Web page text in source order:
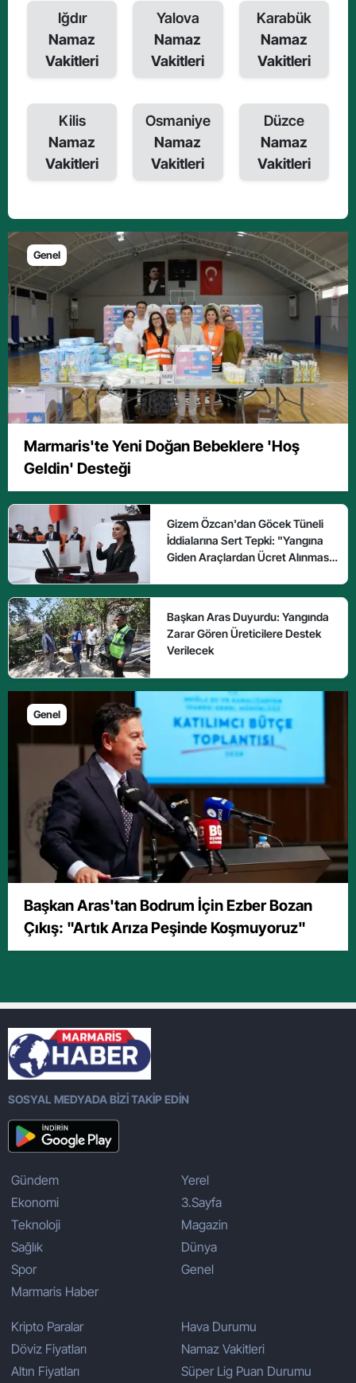
Iğdır
Namaz
Vakitleri
Yalova
Namaz
Vakitleri
Karabük
Namaz
Vakitleri
Kilis
Namaz
Vakitleri
Osmaniye
Namaz
Vakitleri
Düzce
Namaz
Vakitleri
Genel
Marmaris'te Yeni Doğan Bebeklere 'Hoş
Geldin' Desteği
Gizem Özcan'dan Göcek Tüneli
İddialarına Sert Tepki: "Yangına
Giden Araçlardan Ücret Alınması
Başkan Aras Duyurdu: Yangında
Zarar Gören Üreticilere Destek
Verilecek
Genel
Başkan Aras'tan Bodrum İçin Ezber Bozan
Çıkış: "Artık Arıza Peşinde Koşmuyoruz"
SOSYAL MEDYADA BİZİ TAKİP EDİN
Gündem
Ekonomi
Teknoloji
Sağlık
Spor
Marmaris Haber
Yerel
3.Sayfa
Magazin
Dünya
Genel
Kripto Paralar
Döviz Fiyatları
Altın Fiyatları
Hava Durumu
Namaz Vakitleri
Süper Lig Puan Durumu